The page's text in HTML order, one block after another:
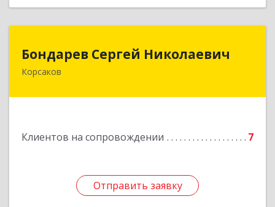
Бондарев Сергей Николаевич
Корсаков
Клиентов на сопровождении 7
Отправить заявку
Бондарев Сергей Николаевич
Отправить заявку